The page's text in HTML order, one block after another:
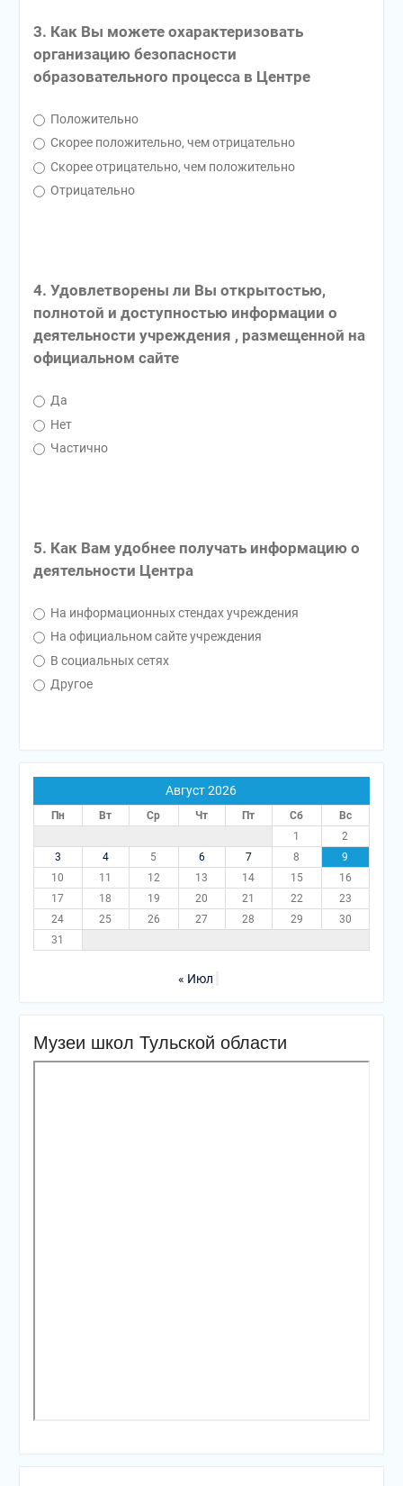
3. Как Вы можете охарактеризовать
организацию безопасности
образовательного процесса в Центре
Положительно
Скорее положительно, чем отрицательно
Скорее отрицательно, чем положительно
Отрицательно
4. Удовлетворены ли Вы открытостью,
полнотой и доступностью информации о
деятельности учреждения , размещенной на
официальном сайте
Да
Нет
Частично
5. Как Вам удобнее получать информацию о
деятельности Центра
На информационных стендах учреждения
На официальном сайте учреждения
В социальных сетях
Другое
Август 2026
Пн Вт Ср Чт Пт Сб
Вс
1
2
3
4 5 6 7 8
9
10
11 12 13 14 15
16
17
18 19 20 21 22
23
24
25 26 27 28 29
30
31
« Июл
Музеи школ Тульской области